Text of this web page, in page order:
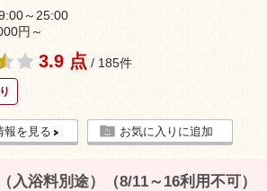
～25:00
円～
3.9 点 / 185件
報を見る お気に入りに追加
入浴料別途）（8/11～16利用不可）